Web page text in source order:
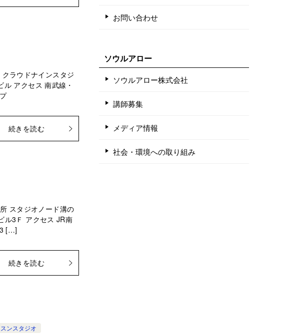
ラウドナインスタジ
アクセス 南武線・
続きを読む
スタジオノード溝の
ル3Ｆ アクセス JR南
3 […]
続きを読む
ンスタジオ
お問い合わせ
ソウルアロー
ソウルアロー株式会社
講師募集
メディア情報
社会・環境への取り組み